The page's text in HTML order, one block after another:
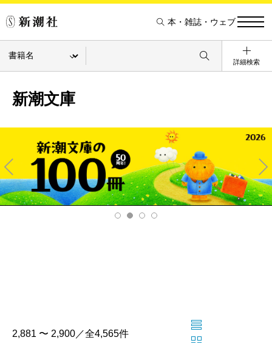
本・雑誌・ウェブ
詳細検索
新潮文庫
Pre
v
Ne
xt
2,881 〜 2,900／全4,565件